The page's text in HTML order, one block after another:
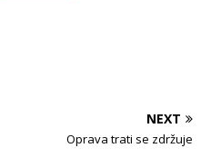
NEXT
Oprava trati se zdržuje